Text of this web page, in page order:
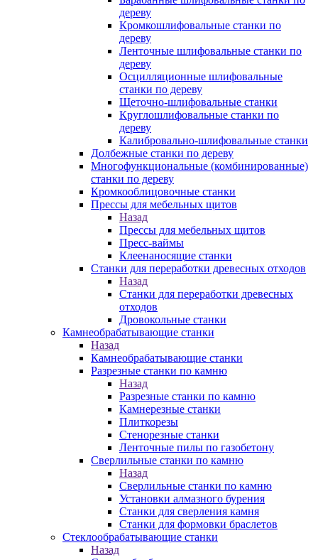
дереву
Кромкошлифовальные станки по
дереву
Ленточные шлифовальные станки по
дереву
Осцилляционные шлифовальные
станки по дереву
Щеточно-шлифовальные станки
Круглошлифовальные станки по
дереву
Калибровально-шлифовальные станки
Долбежные станки по дереву
Многофункциональные (комбинированные)
станки по дереву
Кромкооблицовочные станки
Прессы для мебельных щитов
Назад
Прессы для мебельных щитов
Пресс-ваймы
Клеенаносящие станки
Станки для переработки древесных отходов
Назад
Станки для переработки древесных
отходов
Дровокольные станки
Камнеобрабатывающие станки
Назад
Камнеобрабатывающие станки
Разрезные станки по камню
Назад
Разрезные станки по камню
Камнерезные станки
Плиткорезы
Стенорезные станки
Ленточные пилы по газобетону
Сверлильные станки по камню
Назад
Сверлильные станки по камню
Установки алмазного бурения
Станки для сверления камня
Станки для формовки браслетов
Стеклообрабатывающие станки
Назад